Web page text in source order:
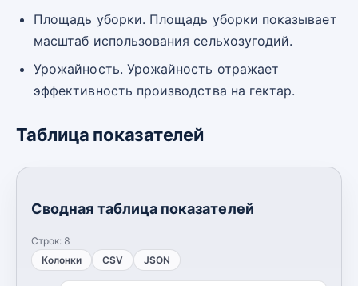
Площадь уборки. Площадь уборки показывает
масштаб использования сельхозугодий.
Урожайность. Урожайность отражает
эффективность производства на гектар.
Таблица показателей
Сводная таблица показателей
Строк: 8
Колонки
CSV JSON